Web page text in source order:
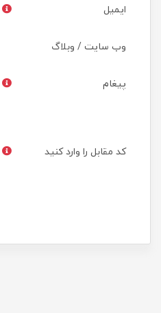
ایمیل
وب سایت / وبلاگ
پیغام
کد مقابل را وارد کنید